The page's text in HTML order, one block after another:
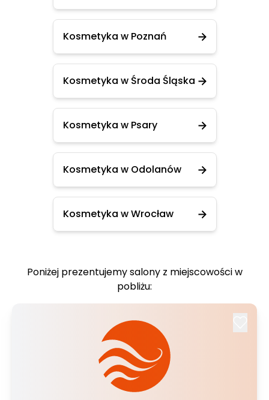
Kosmetyka w Poznań
Kosmetyka w Środa Śląska
Kosmetyka w Psary
Kosmetyka w Odolanów
Kosmetyka w Wrocław
Poniżej prezentujemy salony z miejscowości w
pobliżu: